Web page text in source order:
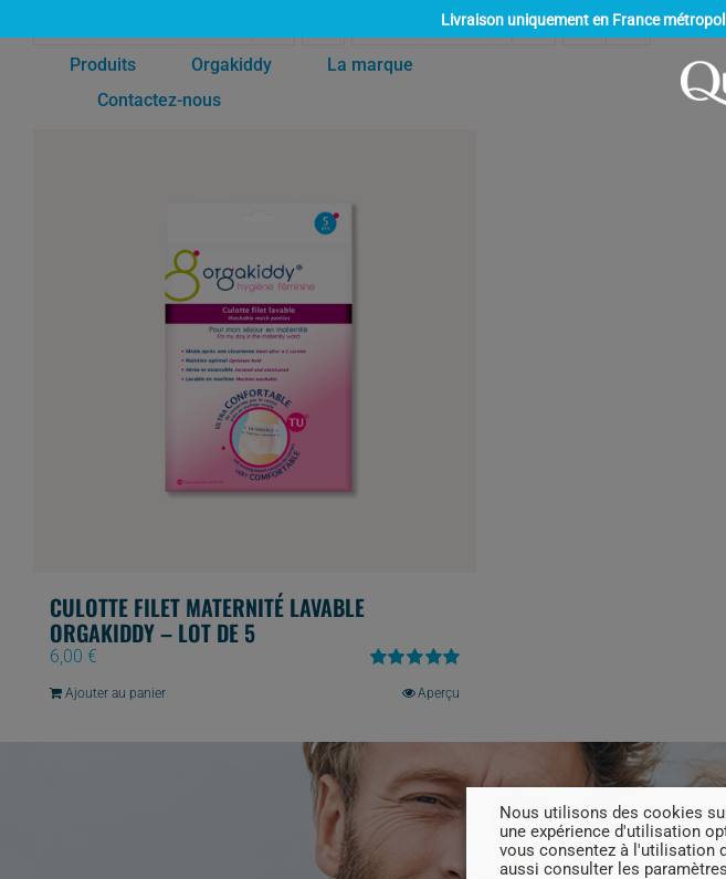
Produits Orgakiddy
La marque
Contactez-nous
Livraison uniquement en France
12 produits
CULOTTE FILET MATERNITÉ LAVABLE
ORGAKIDDY – LOT DE 5
6,00 €
Ajouter au panier Aperçu
Nous utilisons des cookies
une expérience d'utilisation
vous consentez à l'utilisation
aussi consulter les